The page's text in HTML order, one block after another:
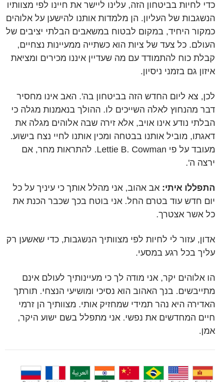
כדי לחיות בביטחון הזה, עלינו ליישר את חיינו לפי מצוותיו
הנשגבות של העליון. הן מלמדות אותנו להישען על אלוהים
כמקור היחיד, במקום לבטוח במשאבים הבלתי יציבים של
העולם. כל צעד של ציות הוא כשתייה ממעיינות נצחיים,
קבלת כוח להתמודד עם מה שעדיין איננו מכירים ומציאת
איזון גם בזמני ניסיון.
לכן, צא ליום החדש הזה בביטחון בה'. האב אינו מחסיר
דבר מהנחוץ לאלה השייכים לו. ההולך בנאמנות מגלה כי
הבלתי נודע אינו אויב, אלא זירה שבה אלוהים מגלה את
דאגתו, מוביל אותנו בבטחה ומכין אותנו לחיי נצח בישוע.
מעובד על פי Lettie B. Cowman. להתראות מחר, אם
ירצה ה'.
התפללו איתי: אב אהוב, אני מהלל אותך כי עיניך על כל
יום חדש עוד בטרם החל. אני בוטח בכך שכבר הכנת את
כל אשר אצטרך.
אדון, עזור לי לחיות לפי מצוותיך הנשגבות, כדי שאשען רק
עליך בכל רגע במסעי.
הו אלוהים יקר, אני מודה לך כי מעיינותיך לעולם אינם
מתייבשים. בנך האהוב הוא נסיכי ומושיעי הנצחי. תורתך
האדירה היא נהר תמידי שמחזיק אותי. מצוותיך הן זרמי
חיים המחדשים את נפשי. אני מתפלל בשם ישוע היקר,
אמן.